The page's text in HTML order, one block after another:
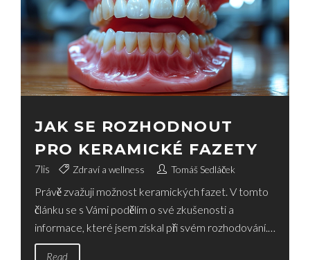
JAK SE ROZHODNOUT
PRO KERAMICKÉ FAZETY
7lis Zdraví a wellness Tomáš Sedláček
Právě zvažuji možnost keramických fazet. V tomto
článku se s Vámi podělím o své zkušenosti a
informace, které jsem získal při svém rozhodování.
Dozvíte se, na co se zaměřit, jaké má keramické
Read